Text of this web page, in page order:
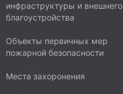
инфраструктуры и внешнего
благоустройства
Объекты первичных мер
пожарной безопасности
Места захоронения